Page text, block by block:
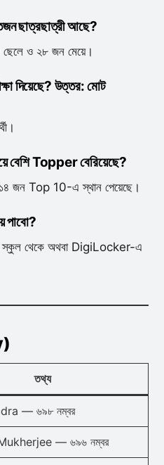
ছাত্রছাত্রী আছে?
ও ২৮ জন মেয়ে।
দিয়েছে? উত্তর: মোট
বেশি Topper বেরিয়েছে?
জন Top 10-এ স্থান পেয়েছে।
স্কুল থেকে অথবা DigiLocker-এ
তথ্য
— ৬৯৮ নম্বর
— ৬৯৬ নম্বর